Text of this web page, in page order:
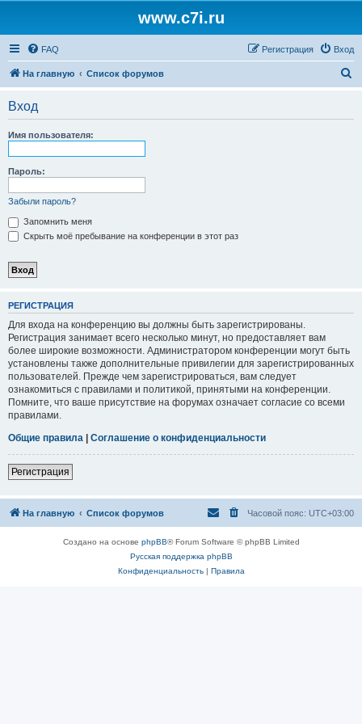
www.c7i.ru
FAQ Вход
Регистрация
На главную Список форумов
Вход
Имя пользователя:
Пароль:
Забыли пароль?
Запомнить меня
Скрыть моё пребывание на конференции в этот раз
РЕГИСТРАЦИЯ
Для входа на конференцию вы должны быть зарегистрированы.
Регистрация занимает всего несколько минут, но предоставляет вам
более широкие возможности. Администратором конференции могут быть
установлены также дополнительные привилегии для зарегистрированных
пользователей. Прежде чем зарегистрироваться, вам следует
ознакомиться с правилами и политикой, принятыми на конференции.
Помните, что ваше присутствие на форумах означает согласие со всеми
правилами.
Общие правила | Соглашение о конфиденциальности
Регистрация
На главную Список форумов Часовой пояс: UTC+03:00
Создано на основе phpBB® Forum Software © phpBB Limited
Русская поддержка phpBB
Конфиденциальность| Правила